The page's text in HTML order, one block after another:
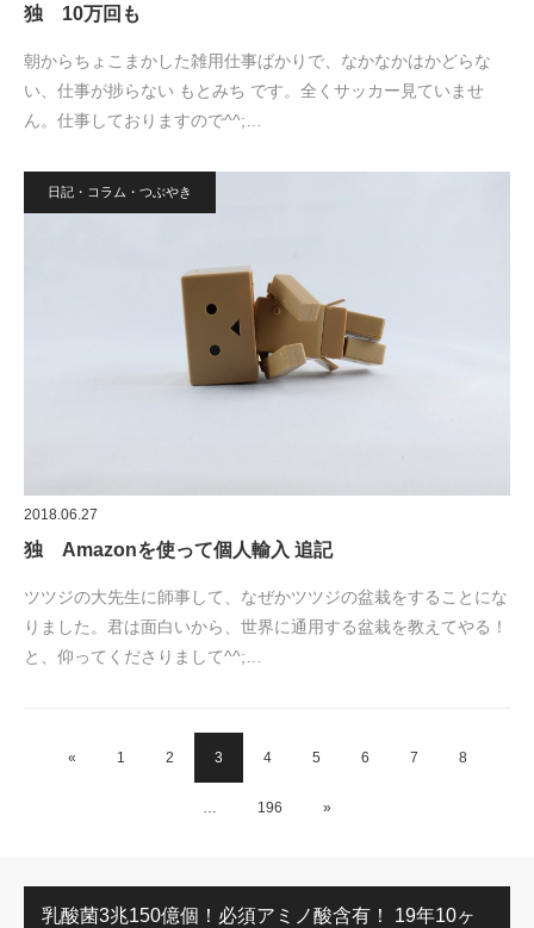
独 10万回も
朝からちょこまかした雑用仕事ばかりで、なかなかはかどらな
い、仕事が捗らない もとみち です。全くサッカー見ていませ
ん。仕事しておりますので^^;…
日記・コラム・つぶやき
2018.06.27
独 Amazonを使って個人輸入 追記
ツツジの大先生に師事して、なぜかツツジの盆栽をすることにな
りました。君は面白いから、世界に通用する盆栽を教えてやる！
と、仰ってくださりまして^^;…
« 1 2 3 4 5 6 7 8
… 196 »
乳酸菌3兆150億個！必須アミノ酸含有！ 19年10ヶ